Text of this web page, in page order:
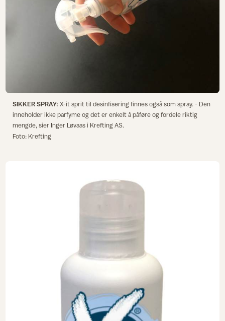
SIKKER SPRAY: X-it sprit til desinfisering finnes også som spray. - Den
inneholder ikke parfyme og det er enkelt å påføre og fordele riktig
mengde, sier Inger Løvaas i Krefting AS.
Foto: Krefting